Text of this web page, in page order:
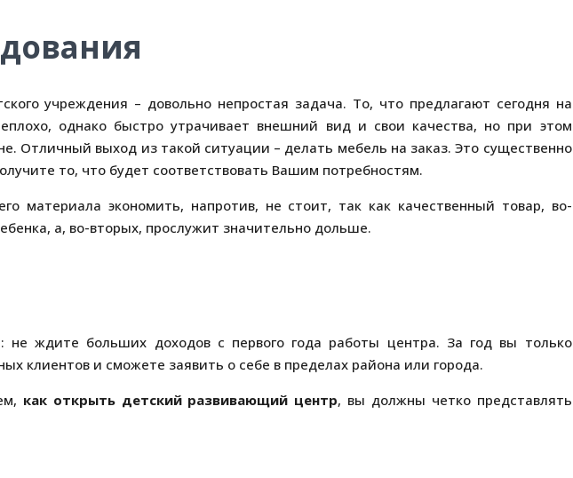
учреждения – довольно непростая задача. То, что предлагают сегодня на
однако быстро утрачивает внешний вид и свои качества, но при этом
Отличный выход из такой ситуации – делать мебель на заказ. Это существенно
то, что будет соответствовать Вашим потребностям.
материала экономить, напротив, не стоит, так как качественный товар, во-
а, во-вторых, прослужит значительно дольше.
не ждите больших доходов с первого года работы центра. За год вы только
клиентов и сможете заявить о себе в пределах района или города.
как открыть детский развивающий центр, вы должны четко представлять